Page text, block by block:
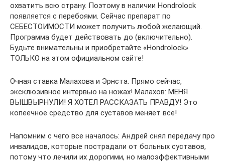
охватить всю страну. Поэтому в наличии Hondrolock
появляется с перебоями. Сейчас препарат по
СЕБЕСТОИМОСТИ может получить любой желающий.
Программа будет действовать до (включительно).
Будьте внимательны и приобретайте «Hondrolock»
ТОЛЬКО на этом официальном сайте!
Очная ставка Малахова и Эрнста. Прямо сейчас,
эксклюзивное интервью на ножах! Малахов: МЕНЯ
ВЫШВЫРНУЛИ! Я ХОТЕЛ РАССКАЗАТЬ ПРАВДУ! Это
копеечное средство для суставов меняет все!
Напомним с чего все началось: Андрей снял передачу про
инвалидов, которые пострадали от больных суставов,
потому что лечили их дорогими, но малоэффективными